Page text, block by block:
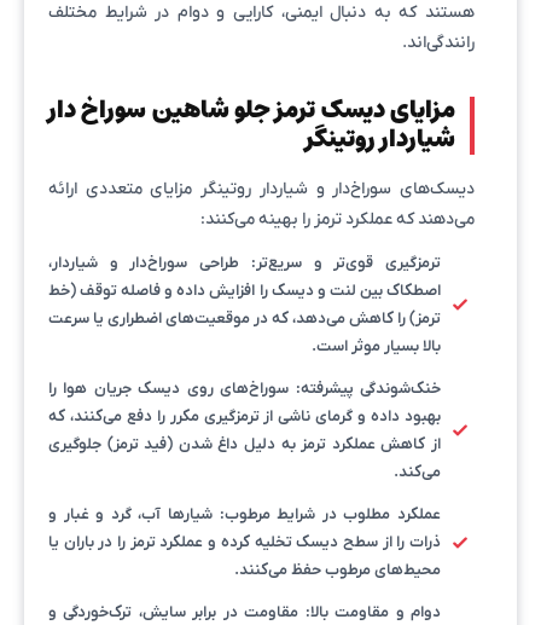
هستند که به دنبال ایمنی، کارایی و دوام در شرایط مختلف
رانندگی‌اند.
مزایای دیسک ترمز جلو شاهین سوراخ دار
شیاردار روتینگر
دیسک‌های سوراخ‌دار و شیاردار روتینگر مزایای متعددی ارائه
می‌دهند که عملکرد ترمز را بهینه می‌کنند:
ترمزگیری قوی‌تر و سریع‌تر: طراحی سوراخ‌دار و شیاردار،
اصطکاک بین لنت و دیسک را افزایش داده و فاصله توقف (خط
ترمز) را کاهش می‌دهد، که در موقعیت‌های اضطراری یا سرعت
بالا بسیار موثر است.
خنک‌شوندگی پیشرفته: سوراخ‌های روی دیسک جریان هوا را
بهبود داده و گرمای ناشی از ترمزگیری مکرر را دفع می‌کنند، که
از کاهش عملکرد ترمز به دلیل داغ شدن (فید ترمز) جلوگیری
می‌کند.
عملکرد مطلوب در شرایط مرطوب: شیارها آب، گرد و غبار و
ذرات را از سطح دیسک تخلیه کرده و عملکرد ترمز را در باران یا
محیط‌های مرطوب حفظ می‌کنند.
دوام و مقاومت بالا: مقاومت در برابر سایش، ترک‌خوردگی و